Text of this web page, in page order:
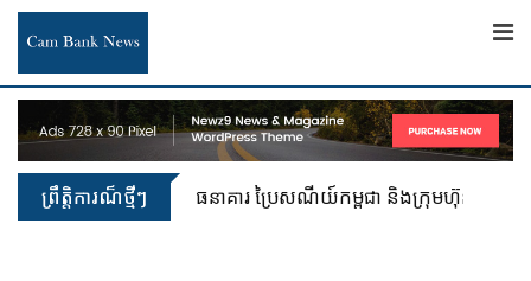
ព្រឹត្តិការណ៏ថ្មីៗ ធនាគារ ប្រៃសណីយ៍កម្ពុជា និងក្រុមហ៊ុន អាយជី អ